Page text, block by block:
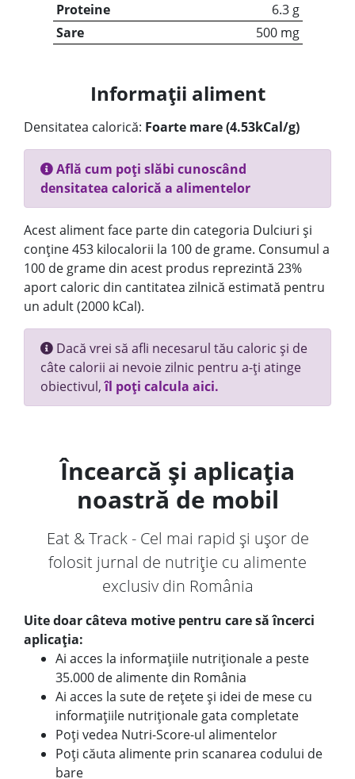
Proteine
6.3 g
Sare
500 mg
Informații aliment
Densitatea calorică: Foarte mare (4.53kCal/g)
Află cum poți slăbi cunoscând
densitatea calorică a alimentelor
Acest aliment face parte din categoria Dulciuri și
conține 453 kilocalorii la 100 de grame. Consumul a
100 de grame din acest produs reprezintă 23%
aport caloric din cantitatea zilnică estimată pentru
un adult (2000 kCal).
Dacă vrei să afli necesarul tău caloric și de
câte calorii ai nevoie zilnic pentru a-ți atinge
obiectivul,îl poți calcula aici.
Încearcă și aplicația
noastră de mobil
Eat & Track - Cel mai rapid și ușor de
folosit jurnal de nutriție cu alimente
exclusiv din România
Uite doar câteva motive pentru care să încerci
aplicația:
Ai acces la informațiile nutriționale a peste
35.000 de alimente din România
Ai acces la sute de rețete și idei de mese cu
informațiile nutriționale gata completate
Poți vedea Nutri-Score-ul alimentelor
Poți căuta alimente prin scanarea codului de
bare